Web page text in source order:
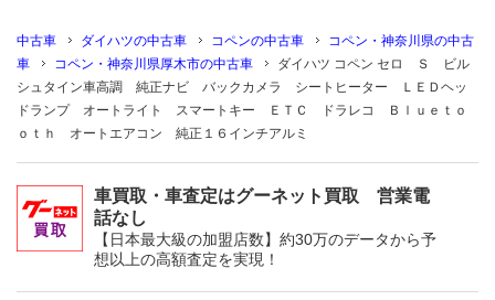
中古車 ダイハツの中古車 コペンの中古車
コペン・神奈川県の中古
車
コペン・神奈川県厚木市の中古車
ダイハツ コペン セロ Ｓ ビル
シュタイン車高調 純正ナビ バックカメラ シートヒーター ＬＥＤヘッ
ドランプ オートライト スマートキー ＥＴＣ ドラレコ Ｂｌｕｅｔｏ
ｏｔｈ オートエアコン 純正１６インチアルミ
車買取・車査定はグーネット買取 営業電
話なし
【日本最大級の加盟店数】約30万のデータから予
想以上の高額査定を実現！